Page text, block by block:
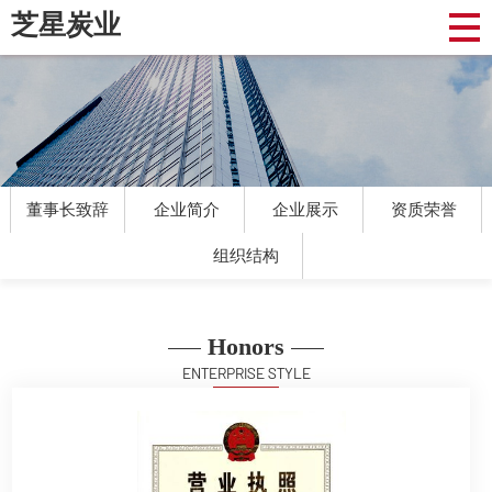
芝星炭业
董事长致辞 企业简介 企业展示 资质荣誉
组织结构
Honors
ENTERPRISE STYLE